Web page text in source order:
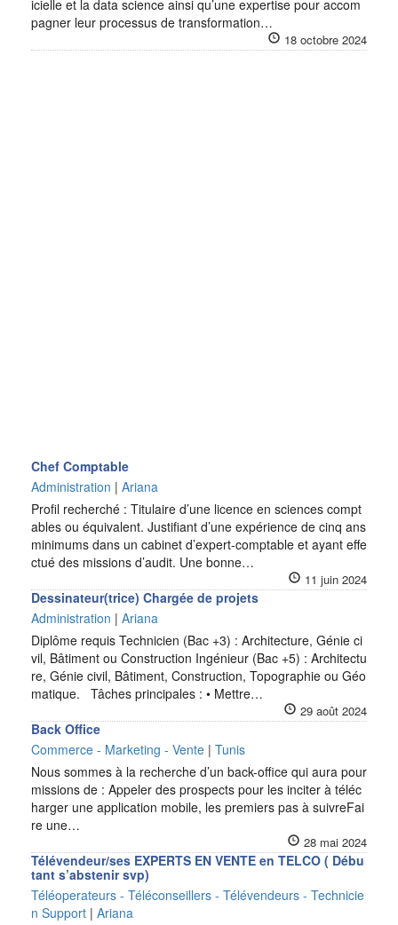
icielle et la data science ainsi qu’une expertise pour accom
pagner leur processus de transformation…
18 octobre 2024
Chef Comptable
Administration | Ariana
Profil recherché : Titulaire d’une licence en sciences compt
ables ou équivalent. Justifiant d’une expérience de cinq ans
minimums dans un cabinet d’expert-comptable et ayant effe
ctué des missions d’audit. Une bonne…
11 juin 2024
Dessinateur(trice) Chargée de projets
Administration | Ariana
Diplôme requis Technicien (Bac +3) : Architecture, Génie ci
vil, Bâtiment ou Construction Ingénieur (Bac +5) : Architectu
re, Génie civil, Bâtiment, Construction, Topographie ou Géo
matique. Tâches principales : • Mettre…
29 août 2024
Back Office
Commerce - Marketing - Vente | Tunis
Nous sommes à la recherche d’un back-office qui aura pour
missions de : Appeler des prospects pour les inciter à téléc
harger une application mobile, les premiers pas à suivreFai
re une…
28 mai 2024
Télévendeur/ses EXPERTS EN VENTE en TELCO ( Débu
tant s’abstenir svp)
Téléoperateurs - Téléconseillers - Télévendeurs - Technicie
n Support | Ariana